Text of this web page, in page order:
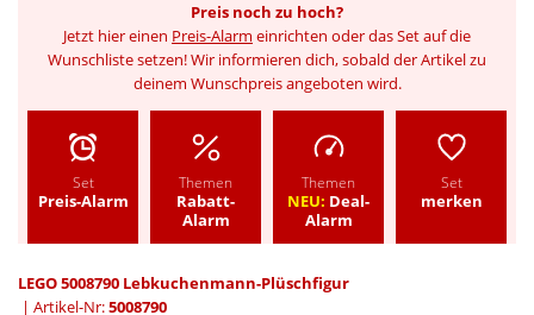
Preis noch zu hoch?
Jetzt hier einen Preis-Alarm einrichten oder das Set auf die
Wunschliste setzen! Wir informieren dich, sobald der Artikel zu
deinem Wunschpreis angeboten wird.
Set
Preis-Alarm
Themen
Rabatt-
Alarm
Themen
NEU: Deal-
Alarm
Set
merken
LEGO 5008790 Lebkuchenmann-Plüschfigur
| Artikel-Nr:5008790